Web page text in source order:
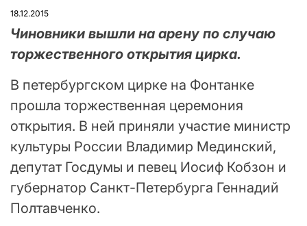
18.12.2015
Чиновники вышли на арену по случаю
торжественного открытия цирка.
В петербургском цирке на Фонтанке
прошла торжественная церемония
открытия. В ней приняли участие министр
культуры России Владимир Мединский,
депутат Госдумы и певец Иосиф Кобзон и
губернатор Санкт-Петербурга Геннадий
Полтавченко.